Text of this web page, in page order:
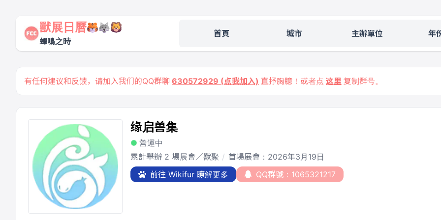
獸展日曆
蟬鳴之時
首頁 城市 主辦單位 年
有任何建议和反馈，请加入我们的QQ群聊 630572929 (点我加入) 直抒胸臆！或者点 这里 复制群号。
缘启兽集
營運中
累計舉辦 2 場展會／獸聚
首場展會：2026年3月19日
前往 Wikifur 瞭解更多
QQ群號：1065321217